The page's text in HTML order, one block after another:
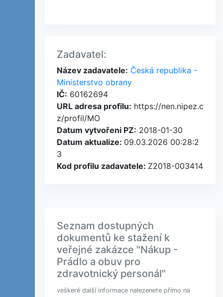
Zadavatel:
Název zadavatele: Česká republika -
Ministerstvo obrany
IČ: 60162694
URL adresa profilu: https://nen.nipez.c
z/profil/MO
Datum vytvořeni PZ: 2018-01-30
Datum aktualize: 09.03.2026 00:28:2
3
Kod profilu zadavatele: Z2018-003414
Seznam dostupných
dokumentů ke stažení k
veřejné zakázce "Nákup -
Prádlo a obuv pro
zdravotnický personál"
veškeré další informace nalezenete přímo na